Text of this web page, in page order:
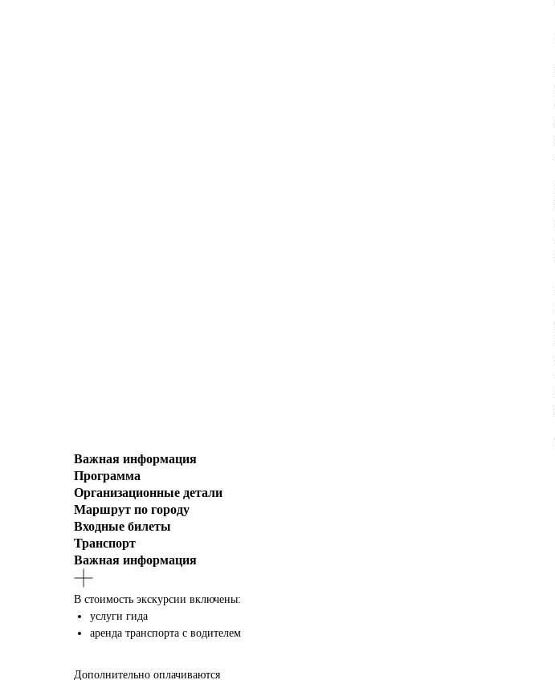
Важная информация
Программа
Организационные детали
Маршрут по городу
Входные билеты
Транспорт
Важная информация
В стоимость экскурсии включены:
услуги гида
аренда транспорта с водителем
Дополнительно оплачиваются